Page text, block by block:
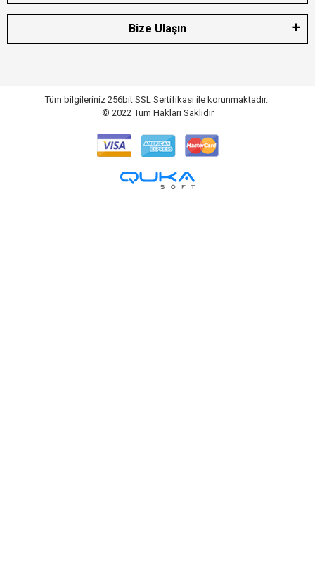
Bize Ulaşın
Tüm bilgileriniz 256bit SSL Sertifikası ile korunmaktadır.
© 2022 Tüm Hakları Saklıdır